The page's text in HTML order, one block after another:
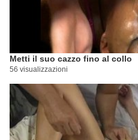
Metti il ​​suo cazzo fino al collo
56 visualizzazioni